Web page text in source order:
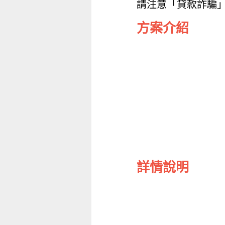
請注意「貸款詐騙
方案介紹
詳情說明